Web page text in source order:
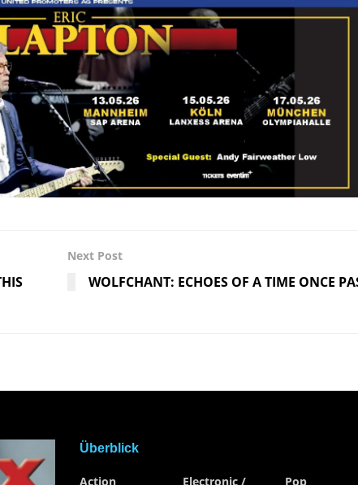
Next Post
WOLFCHANT: ECHOES OF A TIME ONCE
Überblick
Action
Electronic /
Pop